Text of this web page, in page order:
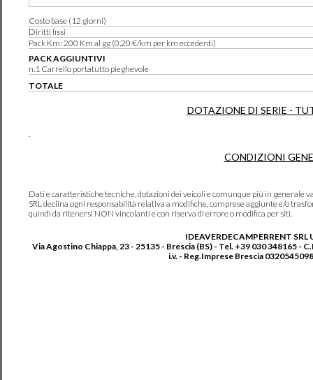
Costo base (12 giorni)
Diritti fissi
Pack Km: 200 Km al gg (0,20 €/km per km eccedenti)
PACK AGGIUNTIVI
n.1 Carrello portatutto pieghevole
TOTALE
DOTAZIONE DI SERIE -
CONDIZIONI
Dati e caratteristiche tecniche, dotazioni dei veicoli e comunque più in generale
SRL declina ogni responsabilità relativa a modifiche, comprese aggiunte e/o
quindi da ritenersi NON vincolanti e con riserva di errore o modifica per siti.
IDEAVERDECAMPERRENT SRL
Via Agostino Chiappa, 23 - 25135 - Brescia (BS) - Tel. +39 030 348165 -
i.v. - Reg.Imprese Brescia